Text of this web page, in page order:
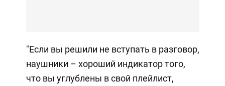
"Если вы решили не вступать в разговор,
наушники – хороший индикатор того,
что вы углублены в свой плейлист,